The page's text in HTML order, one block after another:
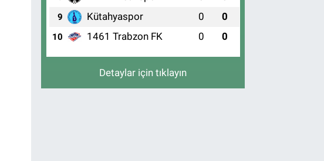
9 Kütahyaspor 0 0
10 1461 Trabzon FK 0 0
Detaylar için tıklayın